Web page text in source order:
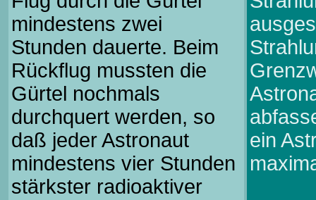
mindestens zwei
Stunden dauerte. Beim
Rückflug mussten die
Gürtel nochmals
durchquert werden, so
daß jeder Astronaut
mindestens vier Stunden
stärkster radioaktiver
ein